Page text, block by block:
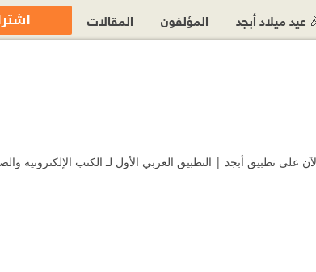
تطبيق أبجد | التطبيق العربي الأول لـ الكتب الإلكترونية
عيد ميلاد أبجد المؤلفون المقالات